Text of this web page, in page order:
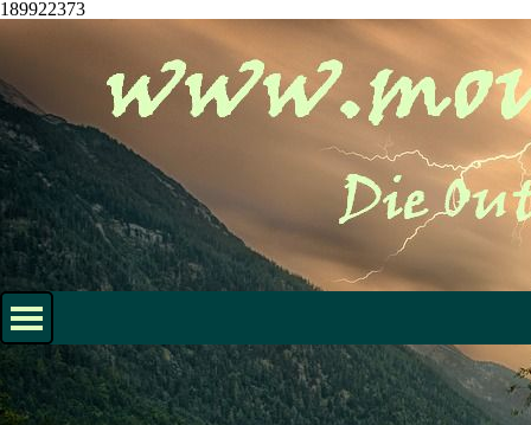
189922373
Direkt zum Seiteninhalt